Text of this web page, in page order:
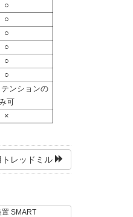
○
○
○
○
○
○
ンションの
可
×
レッドミル
SMART